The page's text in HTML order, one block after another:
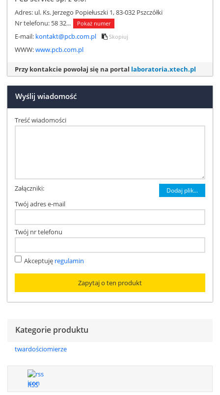
Adres: ul. Ks. Jerzego Popiełuszki 1, 83-032 Pszczółki
Nr telefonu: 58 32... Pokaż numer
E-mail: kontakt@pcb.com.pl Skopiuj
WWW:www.pcb.com.pl
Przy kontakcie powołaj się na portal laboratoria.xtech.pl
Wyślij wiadomość
Treść wiadomości
Załączniki: Dodaj plik...
Twój adres e-mail
Twój nr telefonu
Akceptuję regulamin
Kategorie produktu
twardościomierze
RSS